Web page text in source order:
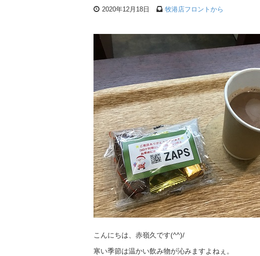
2020年12月18日 牧港店フロントから
こんにちは、赤嶺久です(^^)/
寒い季節は温かい飲み物が沁みますよねぇ。